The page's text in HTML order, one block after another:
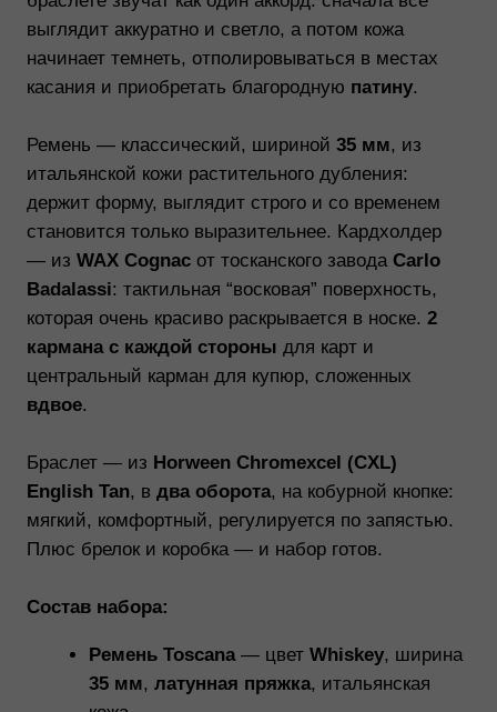
центральный карман для купюр, сложенных
вдвое.
Horween Chromexcel (CXL)
English Tan, в два оборота, на кобурной кнопке:
Состав набора:
Ремень Toscana— цветWhiskey, ширина
35 мм,латунная пряжка, итальянская
Классический кардхолдер WAX Cognac
—2 кармана с каждой стороны+
центральный карман для купюр (вдвое),
кожа
Carlo Badalassi (Tuscany, Italy)
Двойной браслет x Horween—Horween
Chromexcel (USA) English Tan, кобурная
Брелок
Персонализация:
предмете,750 ₽/шт
В наличии
, отправкана следующий день